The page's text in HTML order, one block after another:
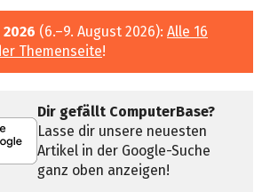
(6.–9. August 2026): Alle 16
Themenseite!
Dir gefällt ComputerBase?
Lasse dir unsere neuesten
Artikel in der Google-Suche
ganz oben anzeigen!